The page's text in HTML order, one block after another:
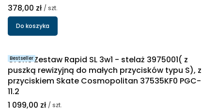
Cena
378,00 zł / szt.
Do koszyka
Bestseller
Grohe Zestaw Rapid SL 3w1 - stelaż 3975001( z
puszką rewizyjną do małych przycisków typu S), z
przyciskiem Skate Cosmopolitan 37535KF0 PGC-
11.2
Cena
1 099,00 zł / szt.